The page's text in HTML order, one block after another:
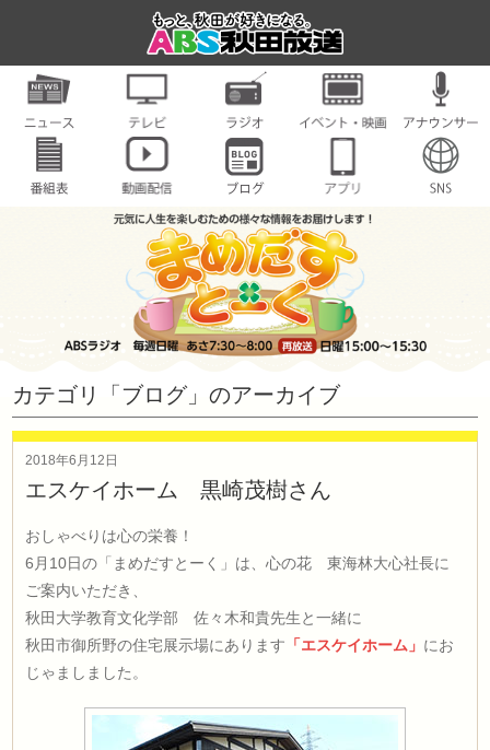
カテゴリ「ブログ」のアーカイブ
2018年6月12日
エスケイホーム 黒崎茂樹さん
おしゃべりは心の栄養！
6月10日の「まめだすとーく」は、心の花 東海林大心社長に
ご案内いただき、
秋田大学教育文化学部 佐々木和貴先生と一緒に
秋田市御所野の住宅展示場にあります 「エスケイホーム」 にお
じゃましました。